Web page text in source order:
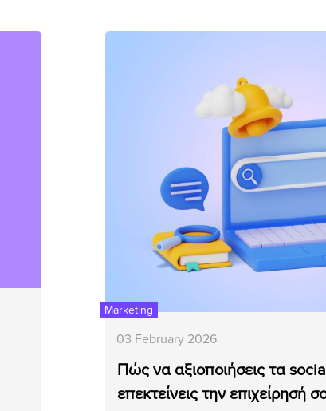
Marketing
03 February 2026
Πώς να αξιοποιήσεις τα
επεκτείνεις την επιχείρησή